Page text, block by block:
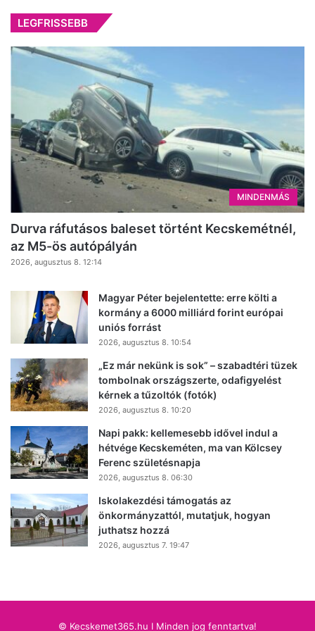
LEGFRISSEBB
MINDENMÁS
Durva ráfutásos baleset történt Kecskemétnél,
az M5-ös autópályán
2026, augusztus 8. 12:14
Magyar Péter bejelentette: erre költi a
kormány a 6000 milliárd forint európai
uniós forrást
2026, augusztus 8. 10:54
„Ez már nekünk is sok” – szabadtéri tüzek
tombolnak országszerte, odafigyelést
kérnek a tűzoltók (fotók)
2026, augusztus 8. 10:20
Napi pakk: kellemesebb idővel indul a
hétvége Kecskeméten, ma van Kölcsey
Ferenc születésnapja
2026, augusztus 8. 06:30
Iskolakezdési támogatás az
önkormányzattól, mutatjuk, hogyan
juthatsz hozzá
2026, augusztus 7. 19:47
© Kecskemet365.hu I Minden jog fenntartva!